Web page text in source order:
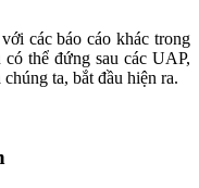
các báo cáo khác trong
thể đứng sau các UAP,
ta, bắt đầu hiện ra.